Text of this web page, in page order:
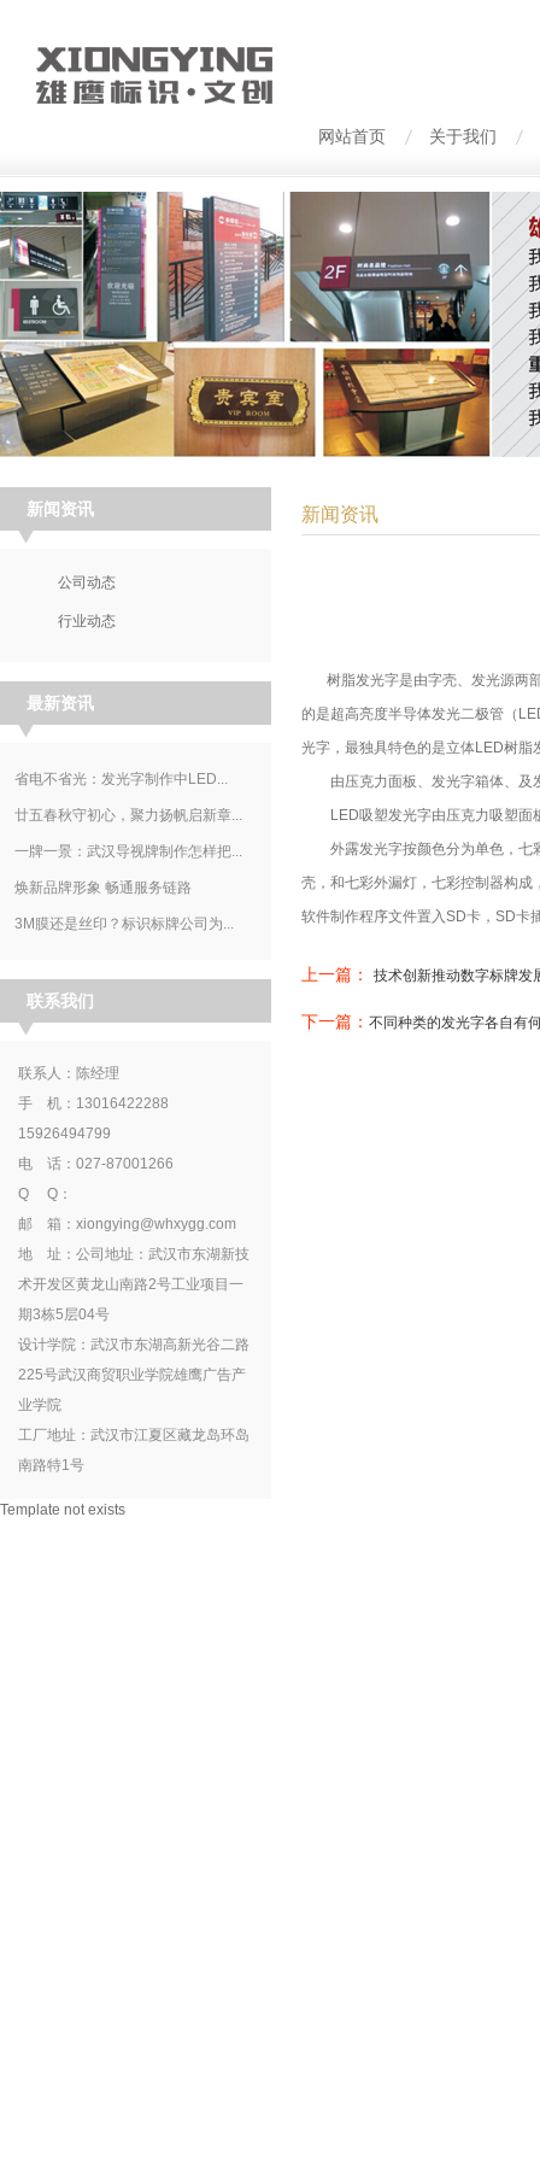
网站首页 关于我们
新闻资讯
树脂发光字是由字壳、发光源两部
的是超高亮度半导体发光二极管（
光字，最独具特色的是立体LED树脂
由压克力面板、发光字箱体、及
LED吸塑发光字由压克力吸塑面板
外露发光字按颜色分为单色，七彩
壳，和七彩外漏灯，七彩控制器构
软件制作程序文件置入SD卡，SD卡
上一篇： 技术创新推动数字标牌发
下一篇： 不同种类的发光字各自有
新闻资讯
公司动态
行业动态
最新资讯
省电不省光：发光字制作中LED...
廿五春秋守初心，聚力扬帆启新章...
一牌一景：武汉导视牌制作怎样把...
焕新品牌形象 畅通服务链路
3M膜还是丝印？标识标牌公司为...
联系我们
联系人：陈经理
手 机：13016422288
15926494799
电 话：027-87001266
Q Q：
邮 箱：xiongying@whxygg.com
地 址：公司地址：武汉市东湖新技
术开发区黄龙山南路2号工业项目一
期3栋5层04号
设计学院：武汉市东湖高新光谷二路
225号武汉商贸职业学院雄鹰广告产
业学院
工厂地址：武汉市江夏区藏龙岛环岛
南路特1号
Template not exists